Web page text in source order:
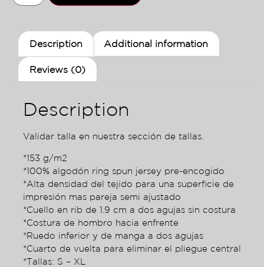
Description Additional information
Reviews (0)
Description
Validar talla en nuestra sección de tallas.
*153 g/m2
*100% algodón ring spun jersey pre-encogido
*Alta densidad del tejido para una superficie de
impresión mas pareja semi ajustado
*Cuello en rib de 1.9 cm a dos agujas sin costura
*Costura de hombro hacia enfrente
*Ruedo inferior y de manga a dos agujas
*Cuarto de vuelta para eliminar el pliegue central
*Tallas: S – XL